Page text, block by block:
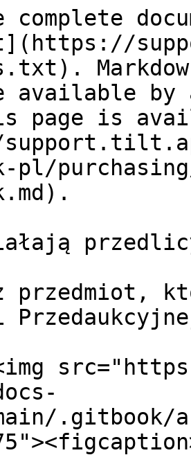
complete
available by
page is
pl/
przedmiot,
.gitbook/